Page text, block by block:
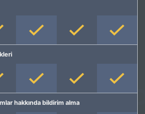
hakkında bildirim alma